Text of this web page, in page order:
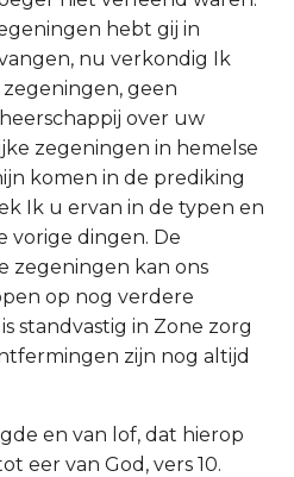
hebt gij in
nu verkondig Ik
geen
over uw
zegeningen in hemelse
komen in de prediking
Ik u ervan in de typen en
vorige dingen. De
zegeningen kan ons
op nog verdere
standvastig in Zone zorg
zijn nog altijd
en van lof, dat hierop
eer van God, vers 10.